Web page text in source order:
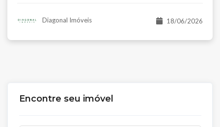
Encontre seu imóvel
Diagonal Imóveis 18/06/2026